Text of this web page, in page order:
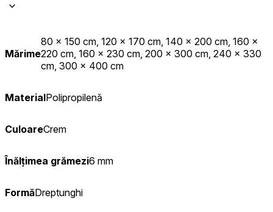
Mărime
80 x 150 cm, 120 x 170 cm, 140 x 200 cm, 160 x
220 cm, 160 x 230 cm, 200 x 300 cm, 240 x 330
cm, 300 x 400 cm
MaterialPolipropilenă
CuloareCrem
Înălțimea grămezi6 mm
FormăDreptunghi